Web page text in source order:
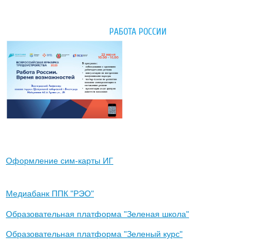
РАБОТА РОССИИ
Оформление сим-карты ИГ
Медиабанк ППК "РЭО"
Образовательная платформа "Зеленая школа"
Образовательная платформа "Зеленый курс"